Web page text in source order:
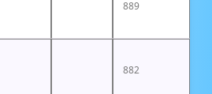
889
882